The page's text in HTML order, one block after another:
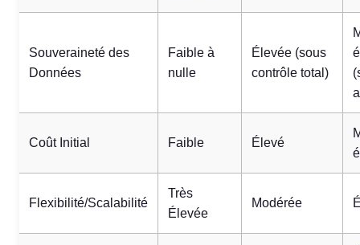
Souveraineté des
Données
Faible à
nulle
Élevée (sous
contrôle total)
Coût Initial Faible Élevé
Flexibilité/Scalabilité
Très
Élevée
Modérée